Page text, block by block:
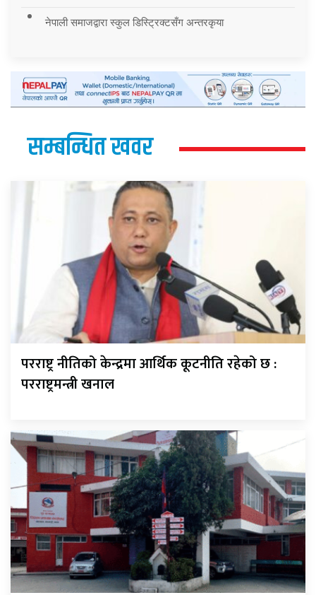
नेपाली समाजद्वारा स्कुल डिस्ट्रिक्टसँग अन्तरकृया
सम्बन्धित खवर
परराष्ट्र नीतिको केन्द्रमा आर्थिक कूटनीति रहेको छ :
परराष्ट्रमन्त्री खनाल